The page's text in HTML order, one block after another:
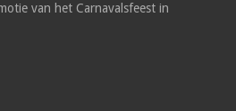
van het Carnavalsfeest in